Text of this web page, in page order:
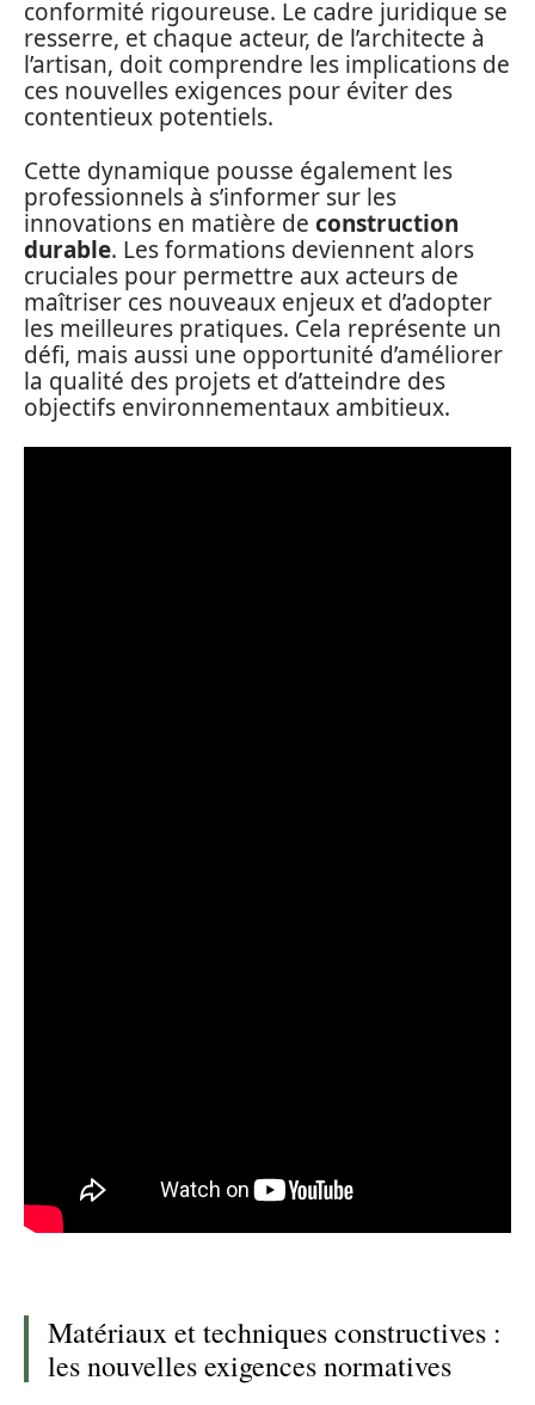
conformité rigoureuse. Le cadre juridique se
resserre, et chaque acteur, de l’architecte à
l’artisan, doit comprendre les implications de
ces nouvelles exigences pour éviter des
contentieux potentiels.
Cette dynamique pousse également les
professionnels à s’informer sur les
innovations en matière de construction
durable. Les formations deviennent alors
cruciales pour permettre aux acteurs de
maîtriser ces nouveaux enjeux et d’adopter
les meilleures pratiques. Cela représente un
défi, mais aussi une opportunité d’améliorer
la qualité des projets et d’atteindre des
objectifs environnementaux ambitieux.
Matériaux et techniques constructives :
les nouvelles exigences normatives